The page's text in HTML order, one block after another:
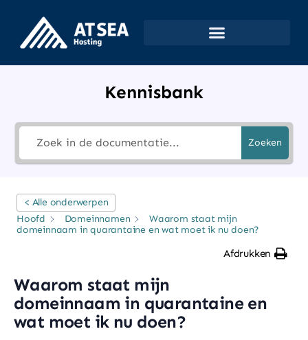
Kennisbank
Zoeken
< Alle onderwerpen
Hoofd
Domeinnamen
Waarom staat mijn
domeinnaam in quarantaine en wat moet ik nu doen?
Afdrukken
Waarom staat mijn
domeinnaam in quarantaine en
wat moet ik nu doen?